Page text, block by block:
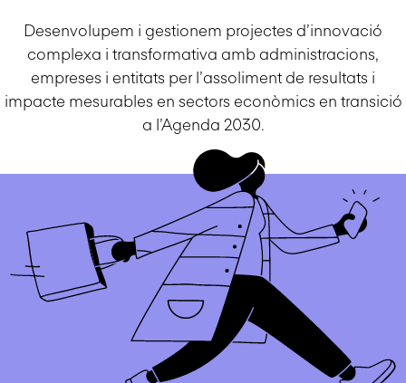
Desenvolupem i gestionem projectes d’innovació
complexa i transformativa amb administracions,
empreses i entitats per l’assoliment de resultats i
impacte mesurables en sectors econòmics en transició
a l’Agenda 2030.